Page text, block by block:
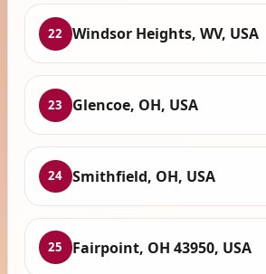
22 Windsor Heights, WV, USA
23 Glencoe, OH, USA
24 Smithfield, OH, USA
25 Fairpoint, OH 43950, USA